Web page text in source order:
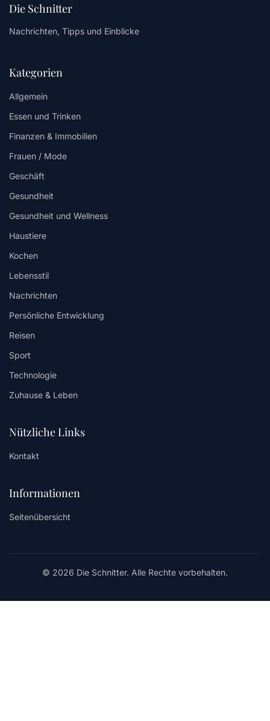
Die Schnitter
Nachrichten, Tipps und Einblicke
Kategorien
Allgemein
Essen und Trinken
Finanzen & Immobilien
Frauen / Mode
Geschäft
Gesundheit
Gesundheit und Wellness
Haustiere
Kochen
Lebensstil
Nachrichten
Persönliche Entwicklung
Reisen
Sport
Technologie
Zuhause & Leben
Nützliche Links
Kontakt
Informationen
Seitenübersicht
© 2026 Die Schnitter. Alle Rechte vorbehalten.